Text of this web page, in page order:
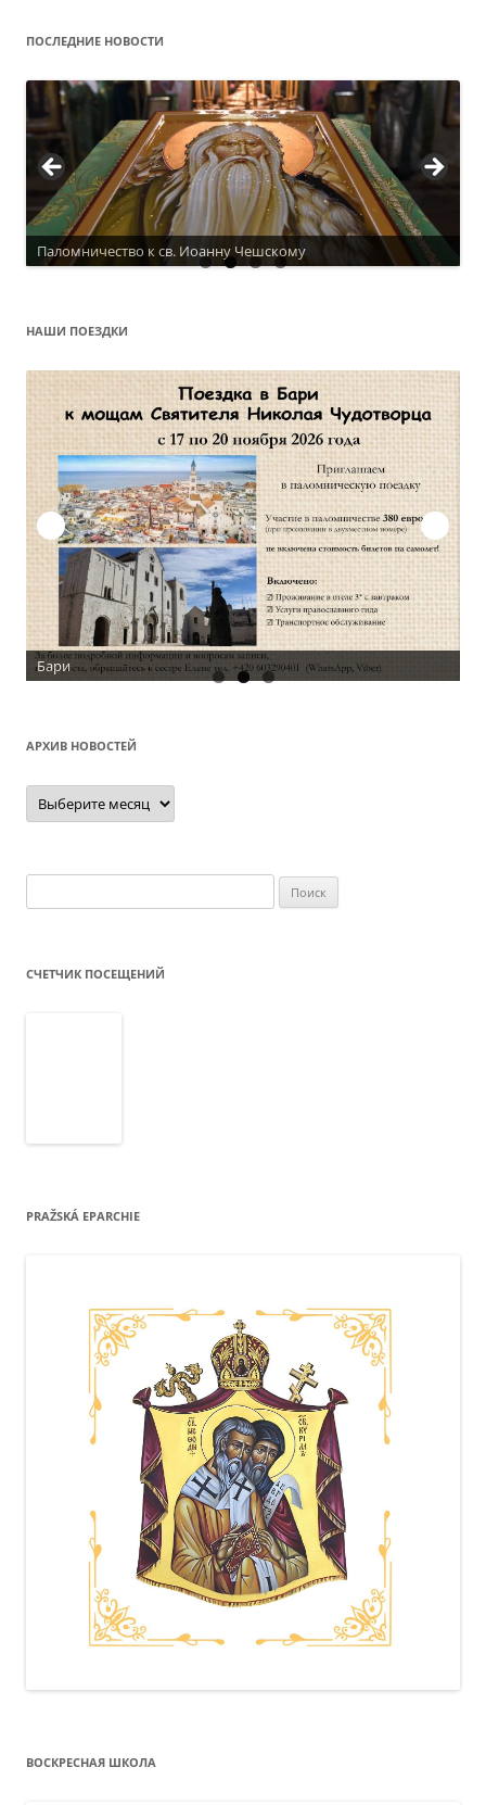
ПОСЛЕДНИЕ НОВОСТИ
Паломничество к св. Иоанну Чешскому
НАШИ ПОЕЗДКИ
Бари
АРХИВ НОВОСТЕЙ
Архив
новостей
СЧЕТЧИК ПОСЕЩЕНИЙ
PRAŽSKÁ EPARCHIE
ВОСКРЕСНАЯ ШКОЛА